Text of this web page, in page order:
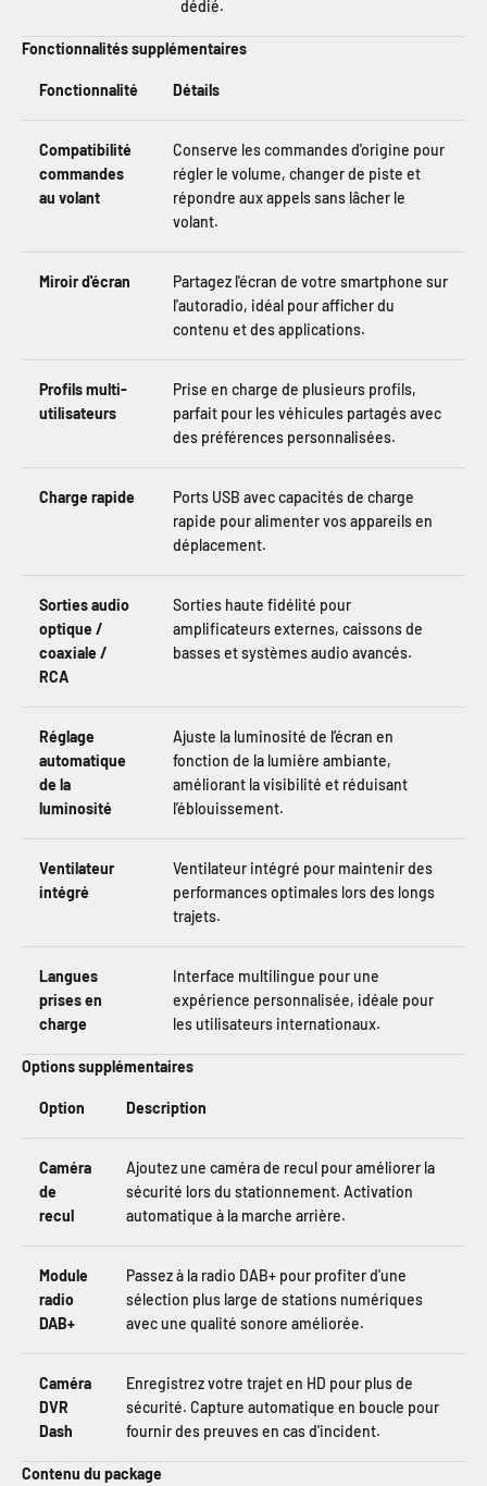
dédié.
Fonctionnalités supplémentaires
Fonctionnalité Détails
Compatibilité
commandes
au volant
Conserve les commandes d'origine pour
régler le volume, changer de piste et
répondre aux appels sans lâcher le
volant.
Miroir d'écran
Partagez l'écran de votre smartphone sur
l'autoradio, idéal pour afficher du
contenu et des applications.
Profils multi-
utilisateurs
Prise en charge de plusieurs profils,
parfait pour les véhicules partagés avec
des préférences personnalisées.
Charge rapide
Ports USB avec capacités de charge
rapide pour alimenter vos appareils en
déplacement.
Sorties audio
optique /
coaxiale /
RCA
Sorties haute fidélité pour
amplificateurs externes, caissons de
basses et systèmes audio avancés.
Réglage
automatique
de la
luminosité
Ajuste la luminosité de l’écran en
fonction de la lumière ambiante,
améliorant la visibilité et réduisant
l’éblouissement.
Ventilateur
intégré
Ventilateur intégré pour maintenir des
performances optimales lors des longs
trajets.
Langues
prises en
charge
Interface multilingue pour une
expérience personnalisée, idéale pour
les utilisateurs internationaux.
Options supplémentaires
Option Description
Caméra
de
recul
Ajoutez une caméra de recul pour améliorer la
sécurité lors du stationnement. Activation
automatique à la marche arrière.
Module
radio
DAB+
Passez à la radio DAB+ pour profiter d'une
sélection plus large de stations numériques
avec une qualité sonore améliorée.
Caméra
DVR
Dash
Enregistrez votre trajet en HD pour plus de
sécurité. Capture automatique en boucle pour
fournir des preuves en cas d'incident.
Contenu du package